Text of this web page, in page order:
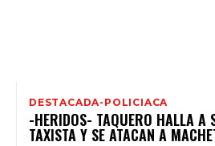
DESTACADA-POLICIACA
-HERIDOS- TAQUERO HALLA A
TAXISTA Y SE ATACAN A